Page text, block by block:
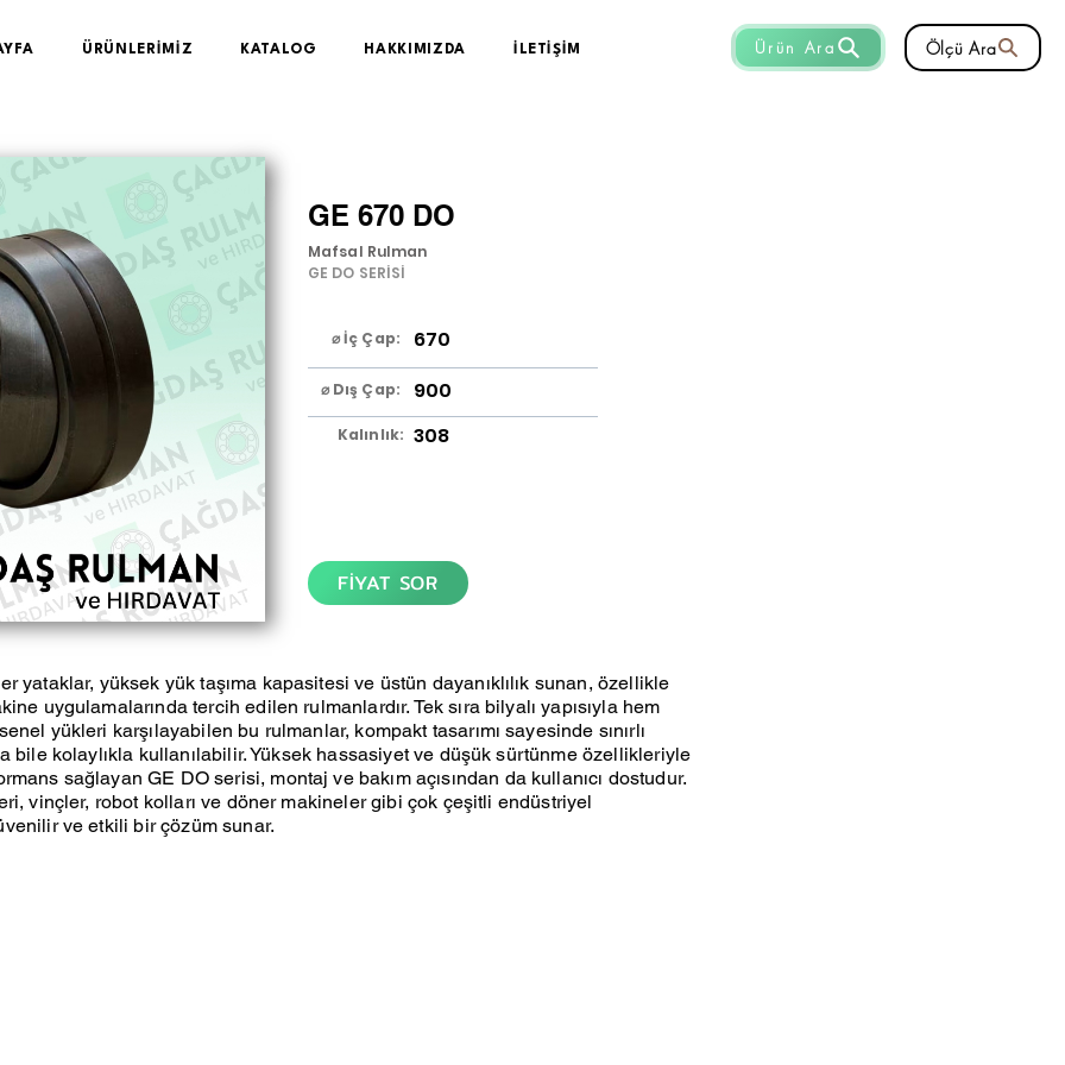
Ölçü Ara
Ürün Ara
ÜRÜNLERİMİZ KATALOG HAKKIMIZDA İLETİŞİM
GE 670 DO
Mafsal Rulman
GE DO SERİSİ
⌀ İç Çap: 670
⌀ Dış Çap: 900
Kalınlık: 308
FİYAT SOR
yataklar, yüksek yük taşıma kapasitesi ve üstün dayanıklılık sunan, özellikle
uygulamalarında tercih edilen rulmanlardır. Tek sıra bilyalı yapısıyla hem
yükleri karşılayabilen bu rulmanlar, kompakt tasarımı sayesinde sınırlı
bile kolaylıkla kullanılabilir. Yüksek hassasiyet ve düşük sürtünme özellikleriyle
sağlayan GE DO serisi, montaj ve bakım açısından da kullanıcı dostudur.
vinçler, robot kolları ve döner makineler gibi çok çeşitli endüstriyel
ve etkili bir çözüm sunar.